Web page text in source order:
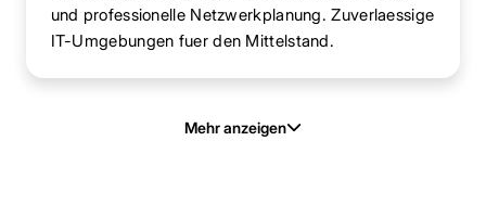
und professionelle Netzwerkplanung. Zuverlaessige
IT-Umgebungen fuer den Mittelstand.
Mehr anzeigen